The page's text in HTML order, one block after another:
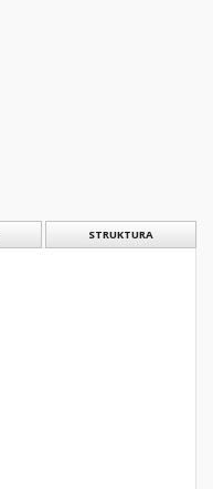
STRUKTURA